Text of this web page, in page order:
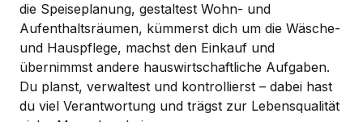
die Speiseplanung, gestaltest Wohn- und
Aufenthaltsräumen, kümmerst dich um die Wäsche-
und Hauspflege, machst den Einkauf und
übernimmst andere hauswirtschaftliche Aufgaben.
Du planst, verwaltest und kontrollierst – dabei hast
du viel Verantwortung und trägst zur Lebensqualität